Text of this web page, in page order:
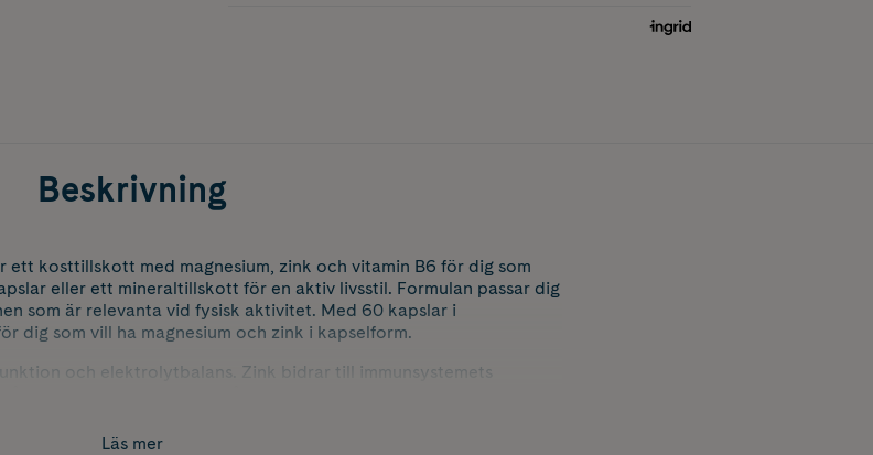
Beskrivning
ett kosttillskott med magnesium, zink och vitamin B6 för dig som
eller ett mineraltillskott för en aktiv livsstil. Formulan passar dig
som är relevanta vid fysisk aktivitet. Med 60 kapslar i
dig som vill ha magnesium och zink i kapselform.
och elektrolytbalans. Zink bidrar till immunsystemets
kapslar med magnesium, zink och vitamin B6.
Läs mer